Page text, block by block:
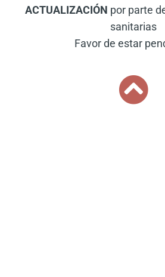
ACTUALIZACIÓN por parte
sanitarias
Favor de estar